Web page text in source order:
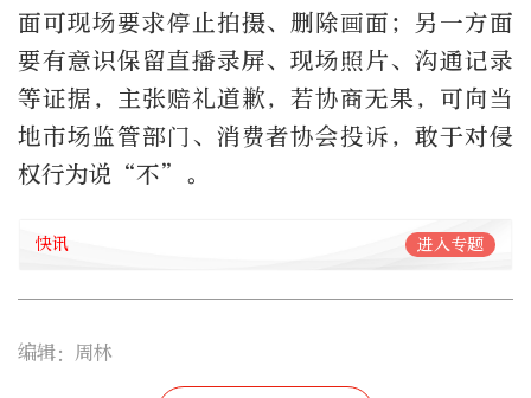
面可现场要求停止拍摄、删除画面；另一方面
要有意识保留直播录屏、现场照片、沟通记录
等证据，主张赔礼道歉，若协商无果，可向当
地市场监管部门、消费者协会投诉，敢于对侵
权行为说“不”。
快讯 进入专题
编辑：周林